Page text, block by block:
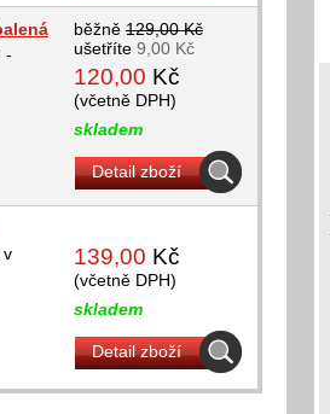
-
běžně 129,00 Kč
ušetříte 9,00 Kč
120,00 Kč
(včetně DPH)
skladem
Detail zboží
139,00 Kč
(včetně DPH)
skladem
Detail zboží